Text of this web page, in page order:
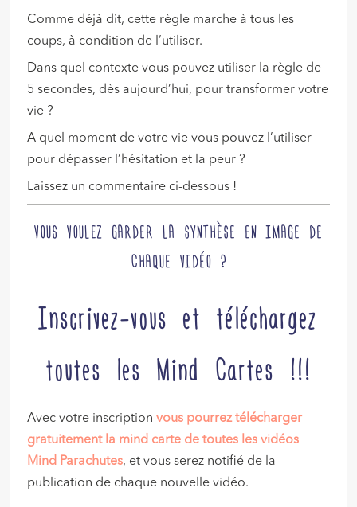
Comme déjà dit, cette règle marche à tous les
coups, à condition de l’utiliser.
Dans quel contexte vous pouvez utiliser la règle de
5 secondes, dès aujourd’hui, pour transformer votre
vie ?
A quel moment de votre vie vous pouvez l’utiliser
pour dépasser l’hésitation et la peur ?
Laissez un commentaire ci-dessous !
VOUS VOULEZ GARDER LA SYNTHÈSE EN IMAGE DE
CHAQUE VIDÉO ?
Inscrivez-vous et téléchargez
toutes les Mind Cartes !!!
Avec votre inscriptionvous pourrez télécharger
gratuitement la mind carte de toutes les vidéos
Mind Parachutes, et vous serez notifié de la
publication de chaque nouvelle vidéo.